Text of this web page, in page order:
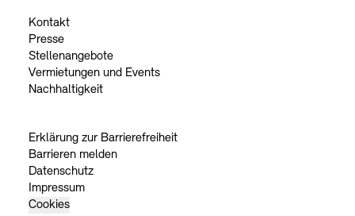
Kontakt
Presse
Stellenangebote
Vermietungen und Events
Nachhaltigkeit
Erklärung zur Barrierefreiheit
Barrieren melden
Datenschutz
Impressum
Cookies